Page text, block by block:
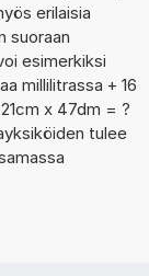
erilaisia
suoraan
esimerkiksi
millilitrassa + 16
x 47dm = ?
tulee